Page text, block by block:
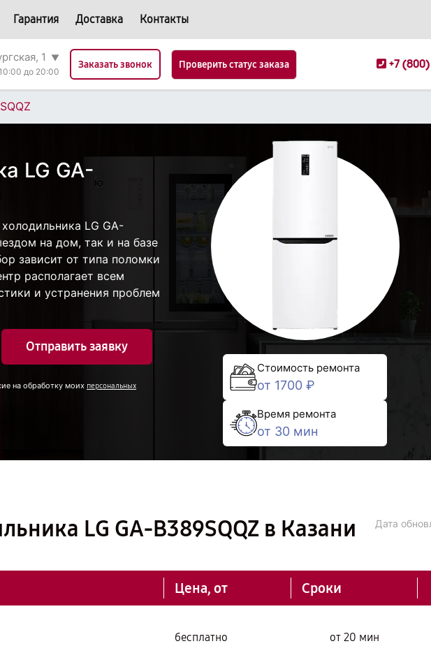
Гарантия Доставка Контакты
1
▼
до 20:00
Заказать звонок Проверить статус заказа +7
LG GA-
LG GA-
на дом, так и на базе
зависит от типа поломки
располагает всем
и устранения проблем
Отправить заявку
на обработку моих персональных
Стоимость ремонта
от 1700 ₽
Время ремонта
от 30 мин
LG GA-B389SQQZ в Казани Дата
Цена, от Сроки
бесплатно от 20 мин